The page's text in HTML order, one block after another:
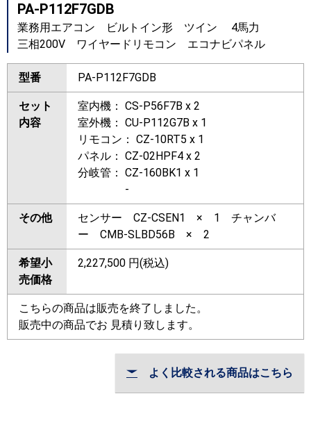
PA-P112F7GDB
業務用エアコン ビルトイン形 ツイン 4馬力
三相200V ワイヤードリモコン エコナビパネル
型番 PA-P112F7GDB
セット
内容
室内機： CS-P56F7B x 2
室外機： CU-P112G7B x 1
リモコン： CZ-10RT5 x 1
パネル： CZ-02HPF4 x 2
分岐管： CZ-160BK1 x 1
-
その他
センサー CZ-CSEN1 × 1 チャンバ
ー CMB-SLBD56B × 2
希望小
売価格
2,227,500 円(税込)
こちらの商品は販売を終了しました。
販売中の商品でお 見積り致します。
よく比較される商品はこちら